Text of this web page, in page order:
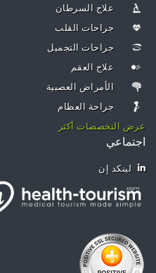
علاج السرطان
جراحات القلب
جراحات التجميل
علاج العقم
الأمراض العصبية
جراحة العظام
عرض التخصصات أكثر
اجتماعي
لينكد إن